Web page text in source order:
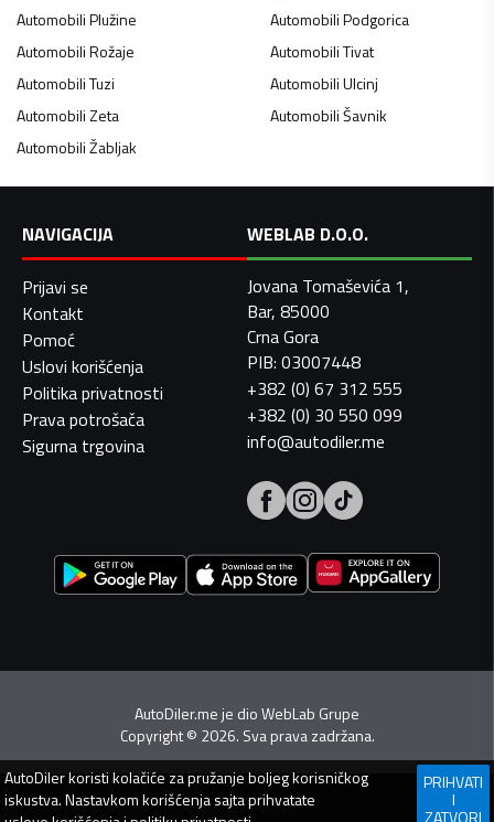
AutomobiliPlužine AutomobiliPodgorica
AutomobiliRožaje AutomobiliTivat
AutomobiliTuzi AutomobiliUlcinj
AutomobiliZeta AutomobiliŠavnik
AutomobiliŽabljak
NAVIGACIJA
Prijavi se
Kontakt
Pomoć
Uslovi korišćenja
Politika privatnosti
Prava potrošača
Sigurna trgovina
WEBLAB D.O.O.
Jovana Tomaševića 1,
Bar, 85000
Crna Gora
PIB: 03007448
+382 (0) 67 312 555
+382 (0) 30 550 099
info@autodiler.me
AutoDiler.me je dioWebLab Grupe
Copyright© 2026. Sva prava zadržana.
AutoDilerkoristi kolačiće za pružanje boljeg korisničkog
iskustva. Nastavkom korišćenja sajta prihvatate
PRIHVATI
I
ZATVORI